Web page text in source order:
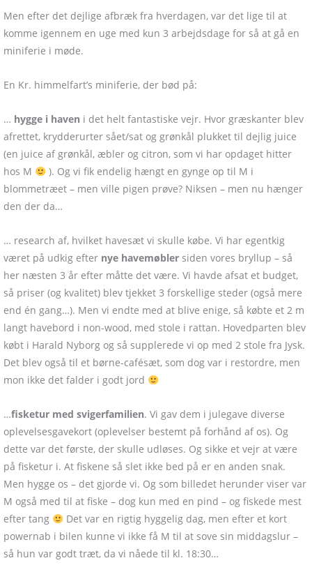
Men efter det dejlige afbræk fra hverdagen, var det lige til at
komme igennem en uge med kun 3 arbejdsdage for så at gå en
miniferie i møde.
En Kr. himmelfart’s miniferie, der bød på:
… hygge i haven i det helt fantastiske vejr. Hvor græskanter blev
afrettet, krydderurter sået/sat og grønkål plukket til dejlig juice
(en juice af grønkål, æbler og citron, som vi har opdaget hitter
hos M
). Og vi fik endelig hængt en gynge op til M i
blommetræet – men ville pigen prøve? Niksen – men nu hænger
den der da…
… research af, hvilket havesæt vi skulle købe. Vi har egentkig
været på udkig efter nye havemøbler siden vores bryllup – så
her næsten 3 år efter måtte det være. Vi havde afsat et budget,
så priser (og kvalitet) blev tjekket 3 forskellige steder (også mere
end én gang…). Men vi endte med at blive enige, så købte et 2 m
langt havebord i non-wood, med stole i rattan. Hovedparten blev
købt i Harald Nyborg og så supplerede vi op med 2 stole fra Jysk.
Det blev også til et børne-cafésæt, som dog var i restordre, men
mon ikke det falder i godt jord
…fisketur med svigerfamilien. Vi gav dem i julegave diverse
oplevelsesgavekort (oplevelser bestemt på forhånd af os). Og
dette var det første, der skulle udløses. Og sikke et vejr at være
på fisketur i. At fiskene så slet ikke bed på er en anden snak.
Men hygge os – det gjorde vi. Og som billedet herunder viser var
M også med til at fiske – dog kun med en pind – og fiskede mest
efter tang
Det var en rigtig hyggelig dag, men efter et kort
powernab i bilen kunne vi ikke få M til at sove sin middagslur –
så hun var godt træt, da vi nåede til kl. 18:30…